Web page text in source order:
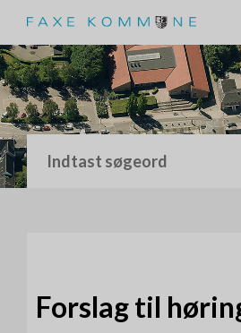
t
i
l
h
o
v
e
d
Forslag til